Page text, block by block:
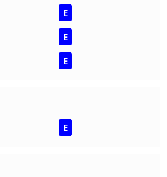
E
E
E
E